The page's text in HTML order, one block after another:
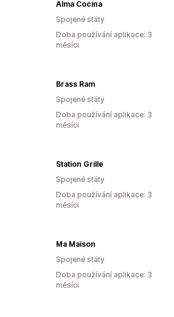
Alma Cocina
Spojené státy
Doba používání aplikace: 3
měsíci
Brass Ram
Spojené státy
Doba používání aplikace: 3
měsíci
Station Grille
Spojené státy
Doba používání aplikace: 3
měsíci
Ma Maison
Spojené státy
Doba používání aplikace: 3
měsíci